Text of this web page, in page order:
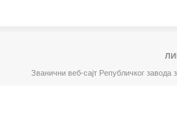
Званични веб-сајт Републичког